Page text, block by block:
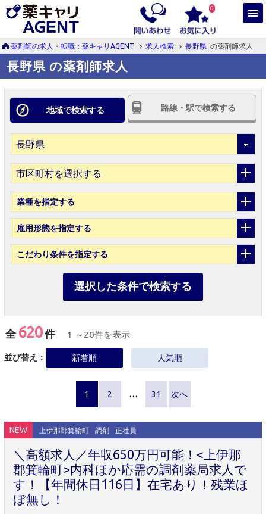
0
薬剤師の求人・転職：薬キャリAGENT 求人検索 長野県 の薬剤師求人
長野県 の薬剤師求人
地域で検索する 路線・駅で検索する
市区町村を選択する
業種を指定する
雇用形態を指定する
こだわり条件を指定する
選択した条件で検索する
全 620件 1 ～20件を表示
並び替え： 新着順 人気順
1 2 … 31 次へ
NEW 上伊那郡箕輪町 調剤 正社員
＼高額求人／年収650万円可能！<上伊那
郡箕輪町>内科ほか応需の調剤薬局求人で
す！【年間休日116日】在宅あり！残業ほ
ぼ無し！